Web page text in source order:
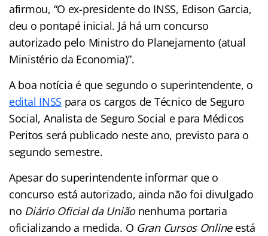
afirmou, “O ex-presidente do INSS, Edison Garcia,
deu o pontapé inicial. Já há um concurso
autorizado pelo Ministro do Planejamento (atual
Ministério da Economia)”.
A boa notícia é que segundo o superintendente, o
edital INSS para os cargos de Técnico de Seguro
Social, Analista de Seguro Social e para Médicos
Peritos será publicado neste ano, previsto para o
segundo semestre.
Apesar do superintendente informar que o
concurso está autorizado, ainda não foi divulgado
no Diário Oficial da Uniãonenhuma portaria
oficializando a medida. O Gran Cursos Onlineestá